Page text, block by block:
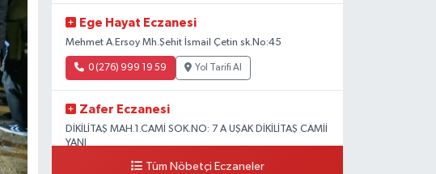
Ege Hayat Eczanesi
Mehmet A.Ersoy Mh.Şehit İsmail Çetin sk.No:45
0 (276) 999 19 59 Yol Tarifi Al
Zafer Eczanesi
DİKİLİTAŞ MAH.1.CAMİ SOK.NO: 7 A UŞAK DİKİLİTAŞ CAMİİ
YANI
0 (276) 223 12 53 Yol Tarifi Al
Tüm Nöbetçi Eczaneler